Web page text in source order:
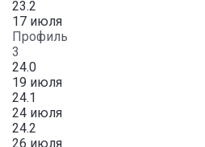
23.2
17 июля
Профиль
3
24.0
19 июля
24.1
24 июля
24.2
26 июля